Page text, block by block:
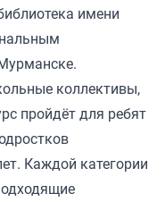
имени
коллективы,
пройдёт для ребят
Каждой категории